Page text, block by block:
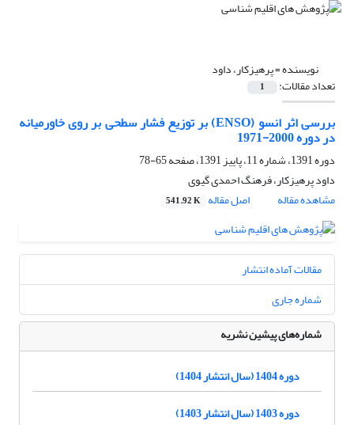
نویسنده =پرهیزکار، داود
تعداد مقالات: 1
بررسی اثر انسو (ENSO) بر توزیع فشار سطحی بر روی خاورمیانه
در دوره 2000-1971
دوره 1391، شماره 11، پاییز 1391، صفحه
65-78
داود پرهیزکار، فرهنگ احمدی گیوی
مشاهده مقاله
اصل مقاله 541.92 K
مقالات آماده انتشار
شماره جاری
شماره‌های پیشین نشریه
دوره 1404 (سال انتشار 1404)
دوره 1403 (سال انتشار 1403)